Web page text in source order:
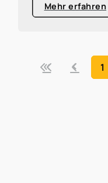
Mehr erfahren
« ‹ 1